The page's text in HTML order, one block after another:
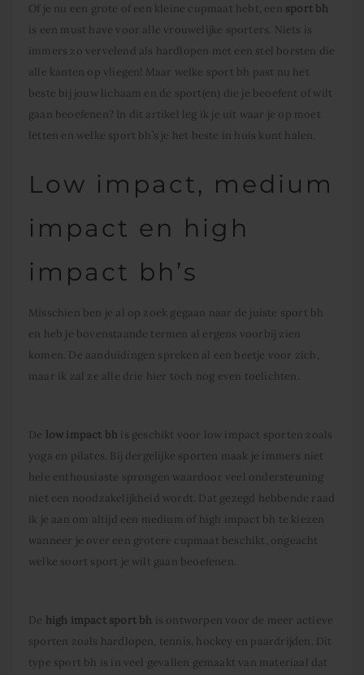
Of je nu een grote of een kleine cupmaat hebt, een sport bh
is een must have voor alle vrouwelijke sporters. Niets is
immers zo vervelend als hardlopen met een stel borsten die
alle kanten op vliegen! Maar welke sport bh past nu het
beste bij jouw lichaam en de sport(en) die je beoefent of wilt
gaan beoefenen? In dit artikel leg ik je uit waar je op moet
letten en welke sport bh’s je het beste in huis kunt halen.
Low impact, medium
impact en high
impact bh’s
Misschien ben je al op zoek gegaan naar de juiste sport bh
en heb je bovenstaande termen al ergens voorbij zien
komen. De aanduidingen spreken al een beetje voor zich,
maar ik zal ze alle drie hier toch nog even toelichten.
De low impact bh is geschikt voor low impact sporten zoals
yoga en pilates. Bij dergelijke sporten maak je immers niet
hele enthousiaste sprongen waardoor veel ondersteuning
niet een noodzakelijkheid wordt. Dat gezegd hebbende raad
ik je aan om altijd een medium of high impact bh te kiezen
wanneer je over een grotere cupmaat beschikt, ongeacht
welke soort sport je wilt gaan beoefenen.
De high impact sport bh is ontworpen voor de meer actieve
sporten zoals hardlopen, tennis, hockey en paardrijden. Dit
type sport bh is in veel gevallen gemaakt van materiaal dat